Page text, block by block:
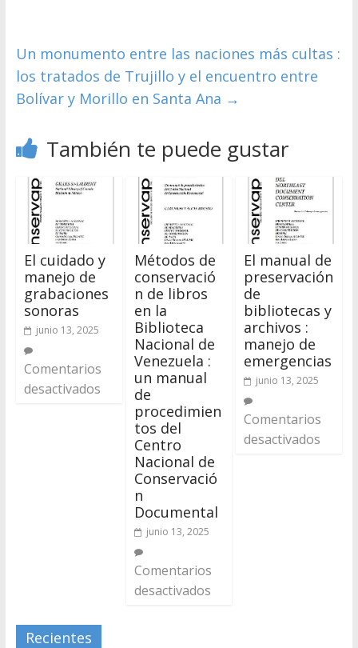
Un monumento entre las naciones más cultas :
los tratados de Trujillo y el encuentro entre
Bolívar y Morillo en Santa Ana →
También te puede gustar
El cuidado y
manejo de
grabaciones
sonoras
junio 13, 2025
Comentarios
desactivados
Métodos de
conservació
n de libros
en la
Biblioteca
Nacional de
Venezuela :
un manual
de
procedimien
tos del
Centro
Nacional de
Conservació
n
Documental
junio 13, 2025
Comentarios
desactivados
El manual de
preservación
de
bibliotecas y
archivos :
manejo de
emergencias
junio 13, 2025
Comentarios
desactivados
Recientes